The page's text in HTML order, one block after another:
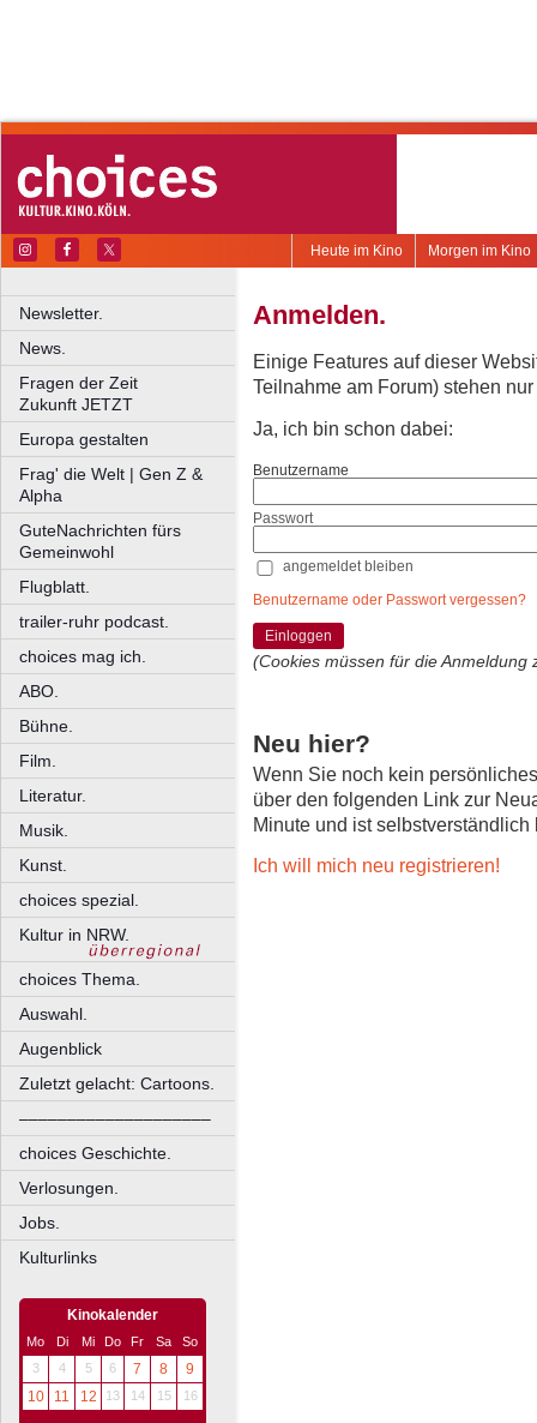
Morgen im Kino
Heute im Kino
Newsletter.
News.
Fragen der Zeit
Zukunft JETZT
Europa gestalten
Frag' die Welt | Gen Z &
Alpha
GuteNachrichten fürs
Gemeinwohl
Flugblatt.
trailer-ruhr podcast.
choices mag ich.
ABO.
Bühne.
Film.
Literatur.
Musik.
Kunst.
choices spezial.
Kultur in NRW.
choices Thema.
Auswahl.
Augenblick
Zuletzt gelacht: Cartoons.
––––––––––––––––––––
choices Geschichte.
Verlosungen.
Jobs.
Kulturlinks
Kinokalender
Mo Di Mi Do Fr Sa
So
3
4 5 6 7 8
9
10
11 12 13 14 15 16
Anmelden.
Einige Features auf dieser
Teilnahme am Forum) stehen
Ja, ich bin schon dabei:
Benutzername
Passwort
angemeldet bleiben
Benutzername oder Passwort vergessen?
Einloggen
(Cookies müssen für die Anmeldung
Neu hier?
Wenn Sie noch kein
über den folgenden Link zur
Minute und ist selbstverständlich
Ich will mich neu registrieren!